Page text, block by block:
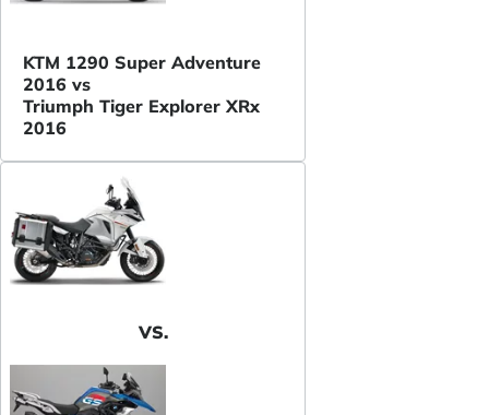
KTM 1290 Super Adventure
2016 vs
Triumph Tiger Explorer XRx
2016
VS.